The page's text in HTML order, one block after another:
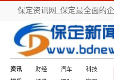
保定资讯网_保定最全面的
资讯 财经 汽车
科技